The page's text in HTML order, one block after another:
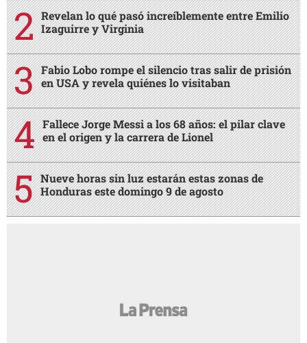
Revelan lo qué pasó increíblemente entre Emilio
Izaguirre y Virginia
Fabio Lobo rompe el silencio tras salir de prisión
en USA y revela quiénes lo visitaban
Fallece Jorge Messi a los 68 años: el pilar clave
en el origen y la carrera de Lionel
Nueve horas sin luz estarán estas zonas de
Honduras este domingo 9 de agosto